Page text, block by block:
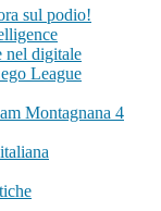
sul podio!
nel digitale
League
Montagnana 4